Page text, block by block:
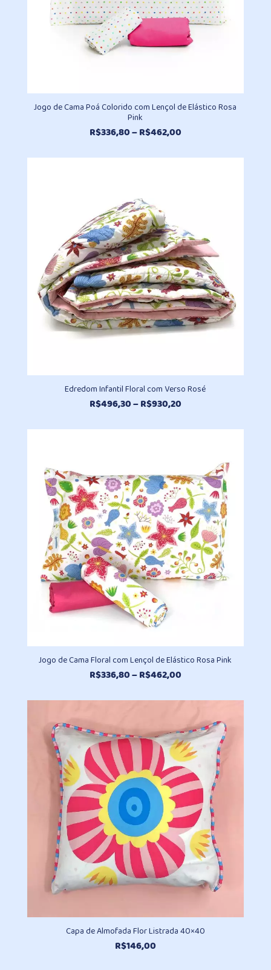
Jogo de Cama Poá Colorido com Lençol de Elástico Rosa
Pink
R$336,80–R$462,00Faixa
preço:
Edredom Infantil Floral com Verso Rosé
R$496,30–R$930,20Faixa
preço:
R$930,20
Jogo de Cama Floral com Lençol de Elástico Rosa Pink
R$336,80–R$462,00Faixa
preço:
através
R$462,00
Capa de Almofada Flor Listrada 40×40
R$146,00